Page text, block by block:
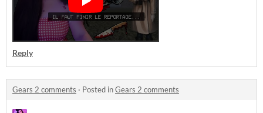
Reply
Gears 2 comments · Posted inGears 2 comments